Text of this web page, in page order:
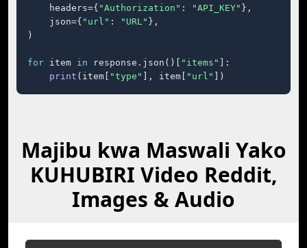
    headers={
"Authorization" : "API_KEY" },
    json={
"url" : "URL" },
)
for item in response.json()[ "items"
]:
print (item[ "type" ], item[ "url" ])
Majibu kwa Maswali Yako
KUHUBIRI Video Reddit,
Images & Audio